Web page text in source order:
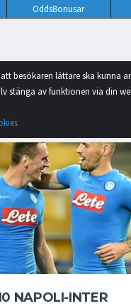
OddsBonusar
besökaren lättare ska kunna
stänga av funktionen via din
NAPOLI-INTER